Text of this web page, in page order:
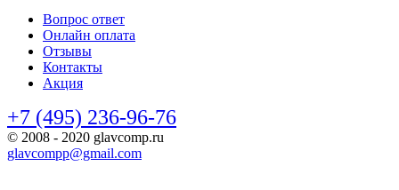
Вопрос ответ
Онлайн оплата
Отзывы
Контакты
Акция
+7 (495) 236-96-76
© 2008 - 2020 glavcomp.ru
glavcompp@gmail.com